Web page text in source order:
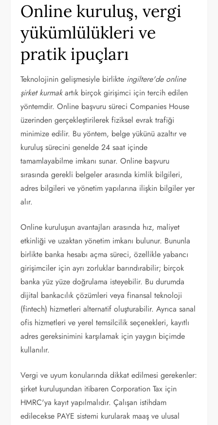
Online kuruluş, vergi
yükümlülükleri ve
pratik ipuçları
Teknolojinin gelişmesiyle birlikte ingiltere'de online
şirket kurmakartık birçok girişimci için tercih edilen
yöntemdir. Online başvuru süreci Companies House
üzerinden gerçekleştirilerek fiziksel evrak trafiği
minimize edilir. Bu yöntem, belge yükünü azaltır ve
kuruluş sürecini genelde 24 saat içinde
tamamlayabilme imkanı sunar. Online başvuru
sırasında gerekli belgeler arasında kimlik bilgileri,
adres bilgileri ve yönetim yapılarına ilişkin bilgiler yer
alır.
Online kuruluşun avantajları arasında hız, maliyet
etkinliği ve uzaktan yönetim imkanı bulunur. Bununla
birlikte banka hesabı açma süreci, özellikle yabancı
girişimciler için ayrı zorluklar barındırabilir; birçok
banka yüz yüze doğrulama isteyebilir. Bu durumda
dijital bankacılık çözümleri veya finansal teknoloji
(fintech) hizmetleri alternatif oluşturabilir. Ayrıca sanal
ofis hizmetleri ve yerel temsilcilik seçenekleri, kayıtlı
adres gereksinimini karşılamak için yaygın biçimde
kullanılır.
Vergi ve uyum konularında dikkat edilmesi gerekenler:
şirket kuruluşundan itibaren Corporation Tax için
HMRC'ya kayıt yapılmalıdır. Çalışan istihdam
edilecekse PAYE sistemi kurularak maaş ve ulusal